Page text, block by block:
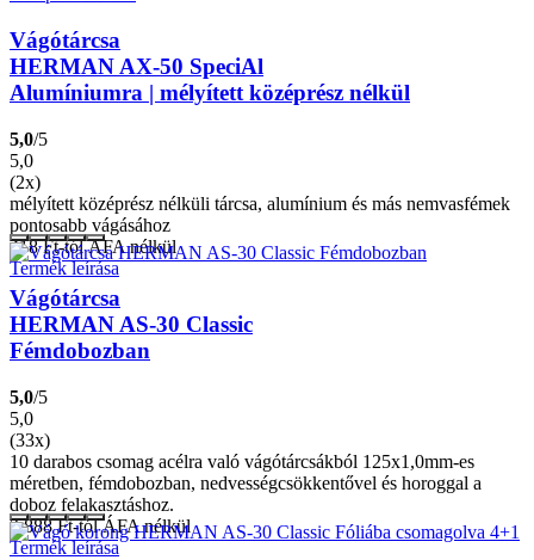
Vágótárcsa
HERMAN AX-50 SpeciAl
Alumíniumra | mélyített középrész nélkül
5,0/5
5,0
(2x)
mélyített középrész nélküli tárcsa, alumínium és más nemvasfémek
pontosabb vágásához
418Ft-tól ÁFA nélkül
Termék leírása
Vágótárcsa
HERMAN AS-30 Classic
Fémdobozban
5,0/5
5,0
(33x)
10 darabos csomag acélra való vágótárcsákból 125x1,0mm-es
méretben, fémdobozban, nedvességcsökkentővel és horoggal a
doboz felakasztáshoz.
2.888Ft-tól ÁFA nélkül
Termék leírása